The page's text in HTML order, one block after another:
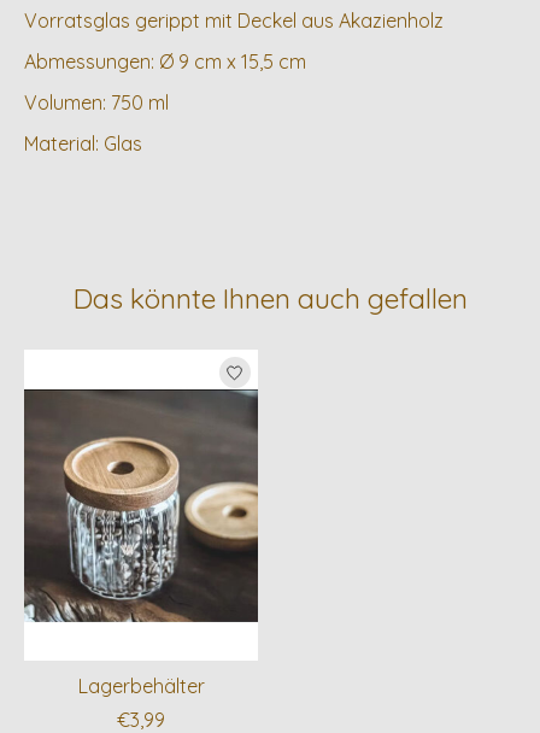
Vorratsglas gerippt mit Deckel aus Akazienholz
Abmessungen: Ø 9 cm x 15,5 cm
Volumen: 750 ml
Material: Glas
Das könnte Ihnen auch gefallen
Produkt-Karussell-Artikel
Lagerbehälter
€3,99